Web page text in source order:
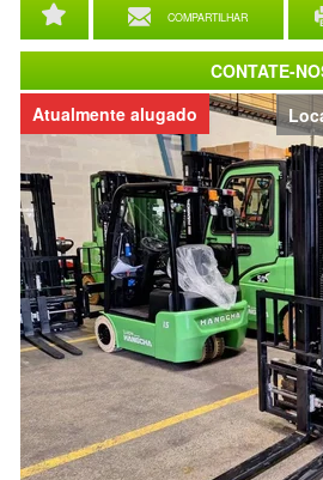
Atualmente alugado
COMPARTILHAR
CONTATE-